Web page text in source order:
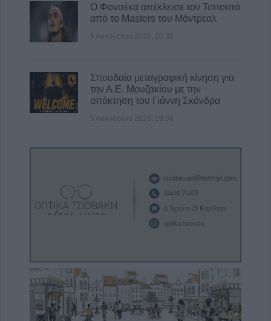
Ο Φονσέκα απέκλεισε τον Τσιτσιπά
από το Masters του Μόντρεαλ
5 Αυγούστου 2026, 20:30
Σπουδαία μεταγραφική κίνηση για
την Α.Ε. Μουζακίου με την
απόκτηση του Γιάννη Σκόνδρα
5 Αυγούστου 2026, 19:38